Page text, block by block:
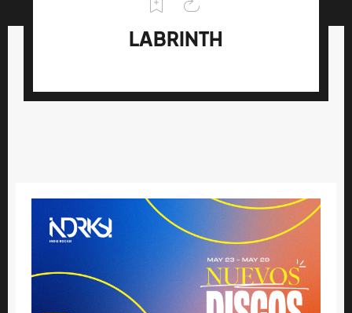
LABRINTH